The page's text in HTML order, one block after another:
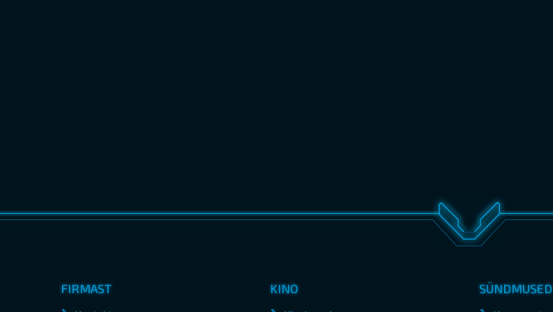
FIRMAST KINO SÜNDMUSED